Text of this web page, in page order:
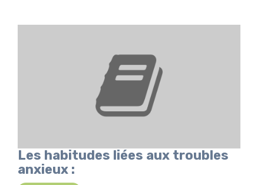
Les habitudes liées aux troubles
anxieux :